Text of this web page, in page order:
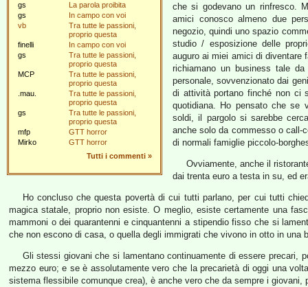
gs
La parola proibita
gs
In campo con voi
vb
Tra tutte le passioni,
proprio questa
finelli
In campo con voi
gs
Tra tutte le passioni,
proprio questa
MCP
Tra tutte le passioni,
proprio questa
.mau.
Tra tutte le passioni,
proprio questa
gs
Tra tutte le passioni,
proprio questa
mfp
GTT horror
Mirko
GTT horror
Tutti i commenti »
che si godevano un rinfresco.
amici conosco almeno due
negozio, quindi uno spazio
studio / esposizione delle
auguro ai miei amici di diventare
richiamano un business tale
personale, sovvenzionato dai
di attività portano finché non ci
quotidiana. Ho pensato che se
soldi, il pargolo si sarebbe
anche solo da commesso o call-
di normali famiglie piccolo-
Ovviamente, anche il
dai trenta euro a testa in su, ed
Ho concluso che questa povertà di cui tutti parlano, per cui tutti
magica statale, proprio non esiste. O meglio, esiste certamente una
mammoni o dei quarantenni e cinquantenni a stipendio fisso che si
che non escono di casa, o quella degli immigrati che vivono in otto in una
Gli stessi giovani che si lamentano continuamente di essere precari,
mezzo euro; e se è assolutamente vero che la precarietà di oggi una
sistema flessibile comunque crea), è anche vero che da sempre i